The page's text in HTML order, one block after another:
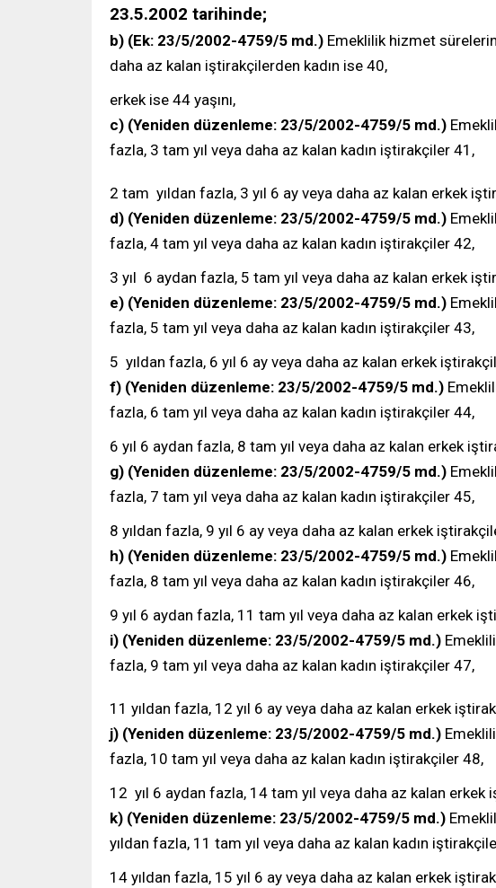
23.5.2002 tarihinde;
b) (Ek: 23/5/2002-4759/5 md.) Emeklilik hizmet
daha az kalan iştirakçilerden kadın ise 40,
erkek ise 44 yaşını,
c) (Yeniden düzenleme: 23/5/2002-4759/5 md.)
fazla, 3 tam yıl veya daha az kalan kadın iştirakçiler 41,
2 tam yıldan fazla, 3 yıl 6 ay veya daha az kalan erkek
d) (Yeniden düzenleme: 23/5/2002-4759/5 md.)
fazla, 4 tam yıl veya daha az kalan kadın iştirakçiler 42,
3 yıl 6 aydan fazla, 5 tam yıl veya daha az kalan erkek
e) (Yeniden düzenleme: 23/5/2002-4759/5 md.)
fazla, 5 tam yıl veya daha az kalan kadın iştirakçiler 43,
5 yıldan fazla, 6 yıl 6 ay veya daha az kalan erkek
f) (Yeniden düzenleme: 23/5/2002-4759/5 md.)
fazla, 6 tam yıl veya daha az kalan kadın iştirakçiler 44,
6 yıl 6 aydan fazla, 8 tam yıl veya daha az kalan erkek
g) (Yeniden düzenleme: 23/5/2002-4759/5 md.)
fazla, 7 tam yıl veya daha az kalan kadın iştirakçiler 45,
8 yıldan fazla, 9 yıl 6 ay veya daha az kalan erkek
h) (Yeniden düzenleme: 23/5/2002-4759/5 md.)
fazla, 8 tam yıl veya daha az kalan kadın iştirakçiler 46,
9 yıl 6 aydan fazla, 11 tam yıl veya daha az kalan erkek
i) (Yeniden düzenleme: 23/5/2002-4759/5 md.)
fazla, 9 tam yıl veya daha az kalan kadın iştirakçiler 47,
11 yıldan fazla, 12 yıl 6 ay veya daha az kalan erkek
j) (Yeniden düzenleme: 23/5/2002-4759/5 md.)
fazla, 10 tam yıl veya daha az kalan kadın iştirakçiler 48,
12 yıl 6 aydan fazla, 14 tam yıl veya daha az kalan erkek
k) (Yeniden düzenleme: 23/5/2002-4759/5 md.)
yıldan fazla, 11 tam yıl veya daha az kalan kadın
14 yıldan fazla, 15 yıl 6 ay veya daha az kalan erkek